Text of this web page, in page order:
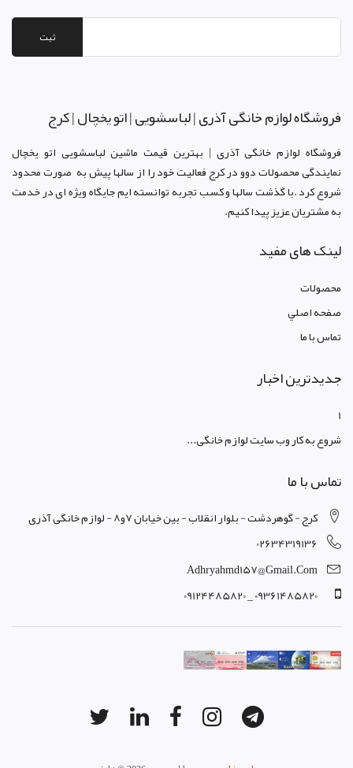
ثبت
فروشگاه لوازم خانگی آذری | لباسشویی | اتو یخچال | کرج
فروشگاه لوازم خانگی آذری | بهترین قیمت ماشین لباسشویی اتو یخچال
نمایندگی محصولات دوو در کرجفعالیت خود را از سالها پیش به صورت محدود
شروع کرد .با گذشت سالها و کسب تجربه توانسته ایم جایگاه ویژه ای در خدمت
به مشتریان عزیز پیدا کنیم.
لینک های مفید
محصولات
صفحه اصلي
تماس با ما
جدیدترین اخبار
1
شروع به کار وب سایت لوازم خانگی...
تماس با ما
کرج - گوهردشت - بلوار انقلاب - بین خیابان 7و8 - لوازم خانگی آذری
02634319136
Adhryahmd157@gmail.com
09361485820 _ 09124485820